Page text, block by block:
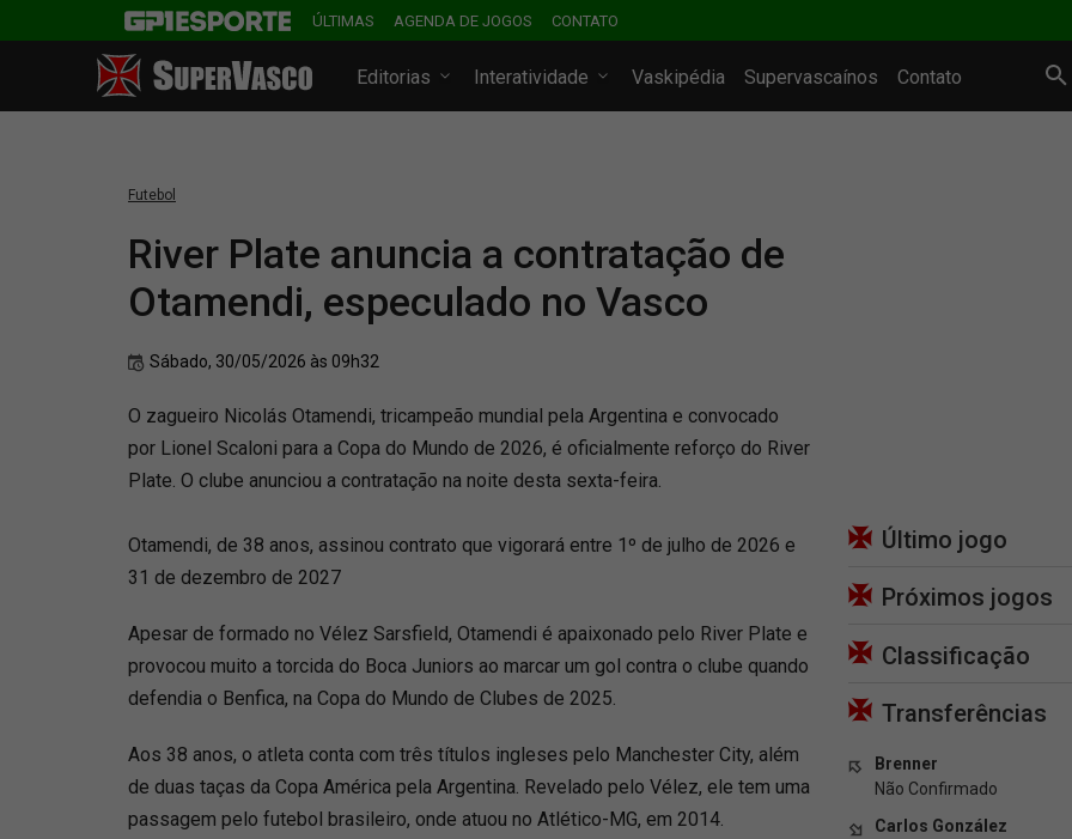
ÚLTIMAS AGENDA DE JOGOS CONTATO
Editorias Interatividade Vaskipédia Supervascaínos Contato
Futebol
River Plate anuncia a contratação de
Otamendi, especulado no Vasco
Sábado, 30/05/2026 às 09h32
O zagueiro Nicolás Otamendi, tricampeão mundial pela Argentina e convocado
por Lionel Scaloni para a Copa do Mundo de 2026, é oficialmente reforço do River
Plate. O clube anunciou a contratação na noite desta sexta-feira.
Otamendi, de 38 anos, assinou contrato que vigorará entre 1º de julho de 2026 e
31 de dezembro de 2027
Apesar de formado no Vélez Sarsfield, Otamendi é apaixonado pelo River Plate e
provocou muito a torcida do Boca Juniors ao marcar um gol contra o clube quando
defendia o Benfica, na Copa do Mundo de Clubes de 2025.
Aos 38 anos, o atleta conta com três títulos ingleses pelo Manchester City, além
de duas taças da Copa América pela Argentina. Revelado pelo Vélez, ele tem uma
passagem pelo futebol brasileiro, onde atuou no Atlético-MG, em 2014.
Último jogo
Próximos jogos
Classificação
Transferências
Brenner
Não Confirmado
Carlos González